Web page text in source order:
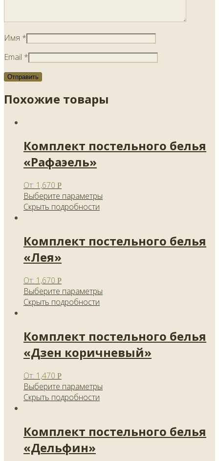
Имя *
Email *
Похожие товары
Комплект постельного белья
«Рафаэель»
От: 1,670 Р
Выберите параметры
Скрыть подробности
Комплект постельного белья
«Лея»
От: 1,670 Р
Выберите параметры
Скрыть подробности
Комплект постельного белья
«Дзен коричневый»
От: 1,470 Р
Выберите параметры
Скрыть подробности
Комплект постельного белья
«Дельфин»